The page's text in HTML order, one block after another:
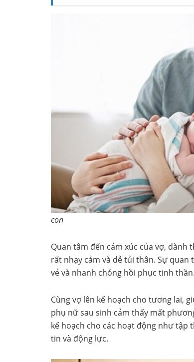
con
Quan tâm đến cảm xúc của vợ, dành
rất nhạy cảm và dễ tủi thân. Sự
vẻ và nhanh chóng hồi phục tinh thần.
Cùng vợ lên kế hoạch cho tương lai,
phụ nữ sau sinh cảm thấy mất
kế hoạch cho các hoạt động như tập
tin và động lực.